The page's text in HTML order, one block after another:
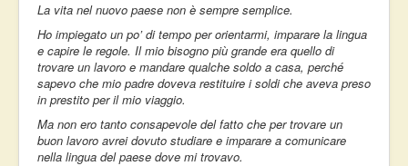
La vita nel nuovo paese non è sempre semplice.
Ho impiegato un po’ di tempo per orientarmi, imparare la lingua
e capire le regole. Il mio bisogno più grande era quello di
trovare un lavoro e mandare qualche soldo a casa, perché
sapevo che mio padre doveva restituire i soldi che aveva preso
in prestito per il mio viaggio.
Ma non ero tanto consapevole del fatto che per trovare un
buon lavoro avrei dovuto studiare e imparare a comunicare
nella lingua del paese dove mi trovavo.